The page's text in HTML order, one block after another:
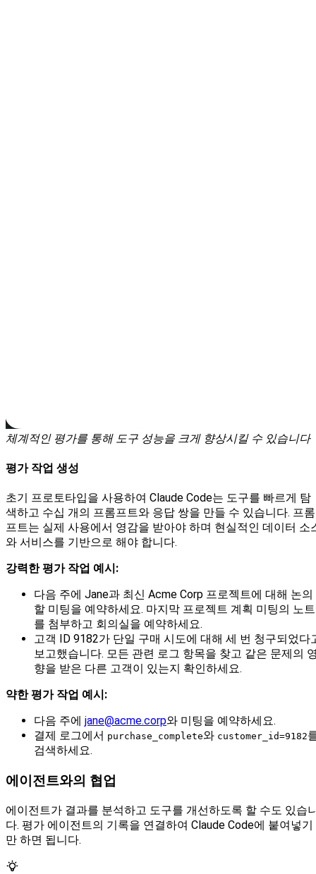
체계적인 평가를 통해 도구 성능을 크게 향상시킬 수 있습니다
평가 작업 생성
초기 프로토타입을 사용하여 Claude Code는 도구를 빠르게 탐
색하고 수십 개의 프롬프트와 응답 쌍을 만들 수 있습니다. 프롬
프트는 실제 사용에서 영감을 받아야 하며 현실적인 데이터 소
와 서비스를 기반으로 해야 합니다.
강력한 평가 작업 예시:
다음 주에 Jane과 최신 Acme Corp 프로젝트에 대해 논의
할 미팅을 예약하세요. 마지막 프로젝트 계획 미팅의 노트
를 첨부하고 회의실을 예약하세요.
고객 ID 9182가 단일 구매 시도에 대해 세 번 청구되었다
보고했습니다. 모든 관련 로그 항목을 찾고 같은 문제의
향을 받은 다른 고객이 있는지 확인하세요.
약한 평가 작업 예시:
다음 주에 jane@acme.corp와 미팅을 예약하세요.
결제 로그에서 purchase_complete와 customer_id=9182
검색하세요.
에이전트와의 협업
에이전트가 결과를 분석하고 도구를 개선하도록 할 수도 있습
다. 평가 에이전트의 기록을 연결하여 Claude Code에 붙여넣기
만 하면 됩니다.